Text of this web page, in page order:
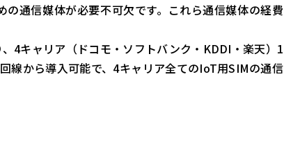
通信媒体が必要不可欠です。これら通信媒体の経費
4キャリア（ドコモ・ソフトバンク・KDDI・楽天）1
線から導入可能で、4キャリア全てのIoT用SIMの通信